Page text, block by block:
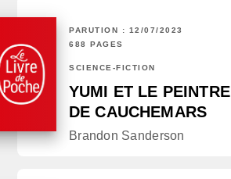
PARUTION : 12/07/2023
688 PAGES
SCIENCE-FICTION
YUMI ET LE PEINTRE
DE CAUCHEMARS
Brandon Sanderson